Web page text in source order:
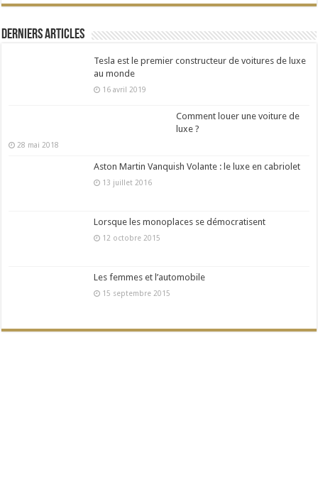
Derniers articles
Tesla est le premier constructeur de voitures de luxe
au monde
16 avril 2019
Comment louer une voiture de
luxe ?
28 mai 2018
Aston Martin Vanquish Volante : le luxe en cabriolet
13 juillet 2016
Lorsque les monoplaces se démocratisent
12 octobre 2015
Les femmes et l’automobile
15 septembre 2015